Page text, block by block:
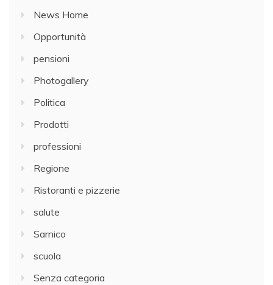
News Home
Opportunità
pensioni
Photogallery
Politica
Prodotti
professioni
Regione
Ristoranti e pizzerie
salute
Sarnico
scuola
Senza categoria